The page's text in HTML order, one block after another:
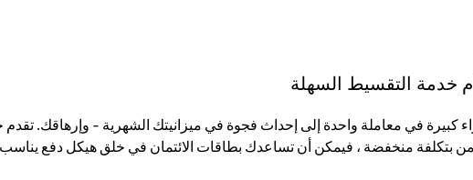
خدمة التقسيط السهلة
بتكلفة منخفضة ، فيمكن أن تساعدك بطاقات الائتمان في خلق هيكل دفع يناسب